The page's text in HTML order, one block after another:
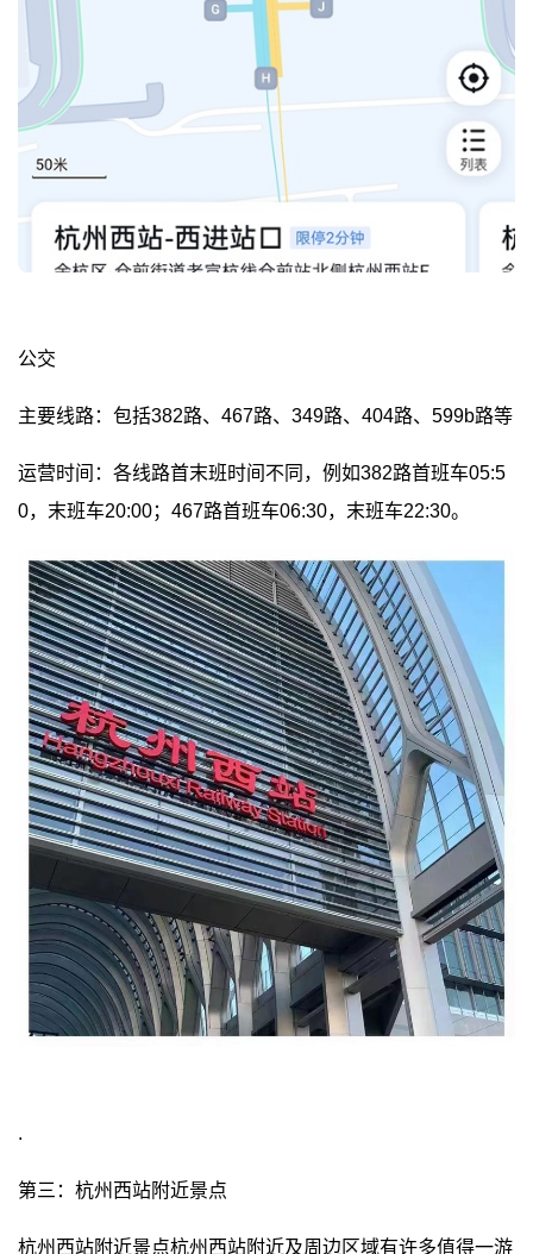
公交
主要线路：包括382路、467路、349路、404路、599b路等
运营时间：各线路首末班时间不同，例如382路首班车05:5
0，末班车20:00；467路首班车06:30，末班车22:30。
.
第三：杭州西站附近景点
杭州西站附近景点杭州西站附近及周边区域有许多值得一游